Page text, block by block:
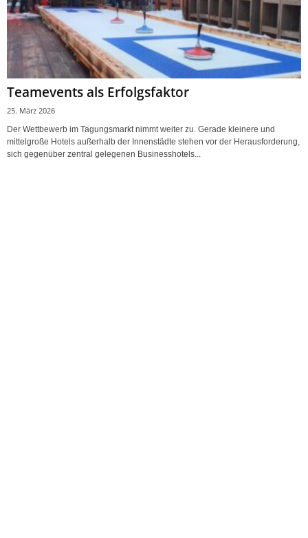
Teamevents als Erfolgsfaktor
25. März 2026
Der Wettbewerb im Tagungsmarkt nimmt weiter zu. Gerade kleinere und
mittelgroße Hotels außerhalb der Innenstädte stehen vor der Herausforderung,
sich gegenüber zentral gelegenen Businesshotels...